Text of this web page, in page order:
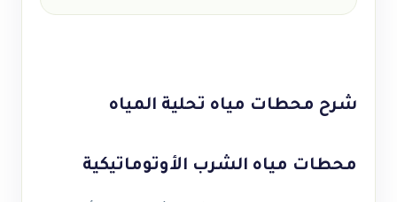
شرح محطات مياه تحلية المياه
محطات مياه الشرب الأوتوماتيكية